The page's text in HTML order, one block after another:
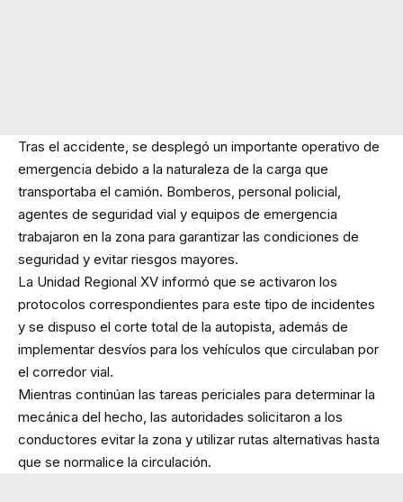
Tras el accidente, se desplegó un importante operativo de
emergencia debido a la naturaleza de la carga que
transportaba el camión. Bomberos, personal policial,
agentes de seguridad vial y equipos de emergencia
trabajaron en la zona para garantizar las condiciones de
seguridad y evitar riesgos mayores.
La Unidad Regional XV informó que se activaron los
protocolos correspondientes para este tipo de incidentes
y se dispuso el corte total de la autopista, además de
implementar desvíos para los vehículos que circulaban por
el corredor vial.
Mientras continúan las tareas periciales para determinar la
mecánica del hecho, las autoridades solicitaron a los
conductores evitar la zona y utilizar rutas alternativas hasta
que se normalice la circulación.